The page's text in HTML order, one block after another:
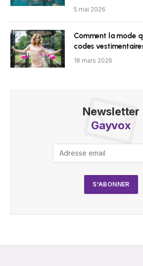
5 mai 2026
Comment la mode
codes
18 mars 2026
Newsletter
Gayvox